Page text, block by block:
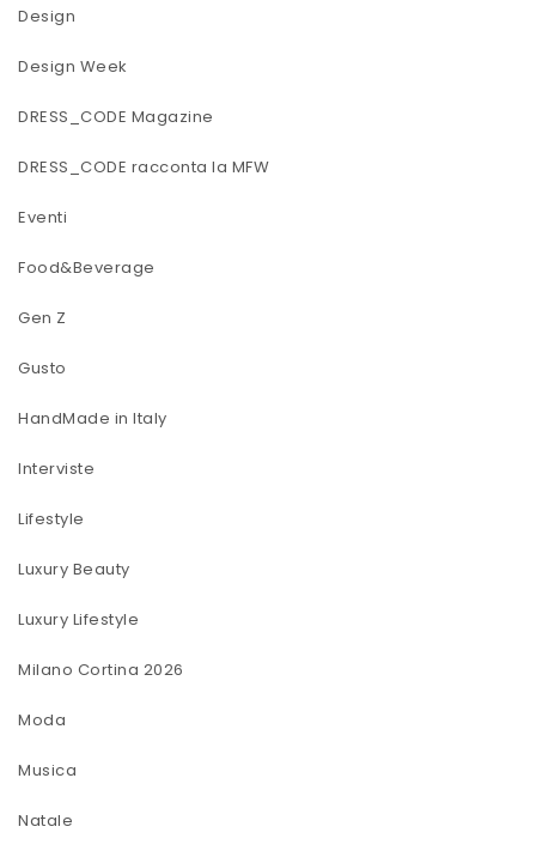
Design
Design Week
DRESS_CODE Magazine
DRESS_CODE racconta la MFW
Eventi
Food&Beverage
Gen Z
Gusto
HandMade in Italy
Interviste
Lifestyle
Luxury Beauty
Luxury Lifestyle
Milano Cortina 2026
Moda
Musica
Natale